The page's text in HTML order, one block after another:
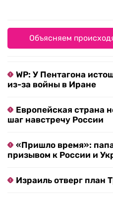
Объясняем
WP: У Пентагона
из-за войны в Иране
Европейская страна
шаг навстречу России
«Пришло время»:
призывом к России и
Израиль отверг план